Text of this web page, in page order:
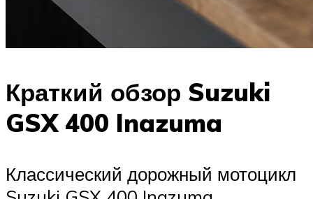
Краткий обзор Suzuki
GSX 400 Inazuma
Классический дорожный мотоцикл